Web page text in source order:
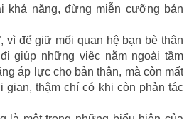
khả năng, đừng miễn cưỡng bản
vì để giữ mối quan hệ bạn bè thân
giúp những việc nằm ngoài tầm
áp lực cho bản thân, mà còn mất
gian, thậm chí có khi còn phản tác